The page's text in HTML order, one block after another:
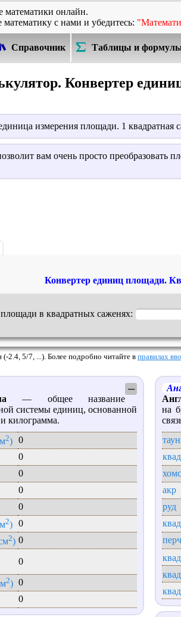
математики онлайн.
математику с нами и убедитесь:
Справочник Таблицы и
Конвертер
измерения площади. 1 квадратная
вам очень просто преобразовать
Конвертер единиц площади.
в квадратных саженях:
2.4, 5/7, ...). Более подробно читайте в правилах
─
— общее название
системы единиц, основанной
килограмма.
2) 0
0
0
0
0
2) 0
2) 0
0
2) 0
0
на
акр
руд
перч